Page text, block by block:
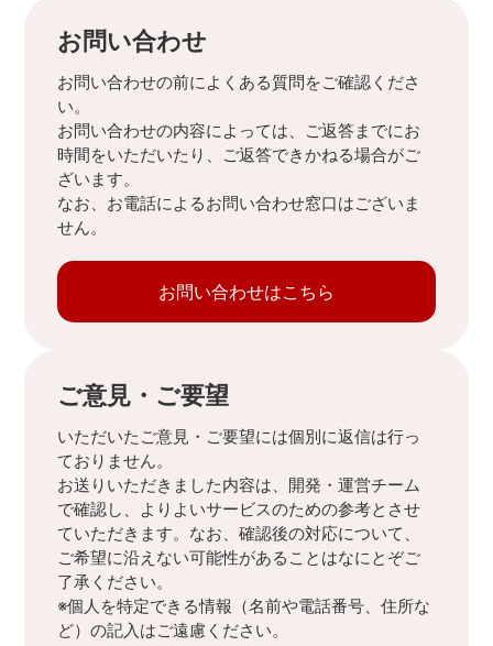
お問い合わせ
お問い合わせの前によくある質問をご確認くださ
い。
お問い合わせの内容によっては、ご返答までにお
時間をいただいたり、ご返答できかねる場合がご
ざいます。
なお、お電話によるお問い合わせ窓口はございま
せん。
お問い合わせはこちら
ご意見・ご要望
いただいたご意見・ご要望には個別に返信は行っ
ておりません。
お送りいただきました内容は、開発・運営チーム
で確認し、よりよいサービスのための参考とさせ
ていただきます。なお、確認後の対応について、
ご希望に沿えない可能性があることはなにとぞご
了承ください。
※個人を特定できる情報（名前や電話番号、住所な
ど）の記入はご遠慮ください。